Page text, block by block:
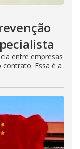
entre empresas
Essa é a